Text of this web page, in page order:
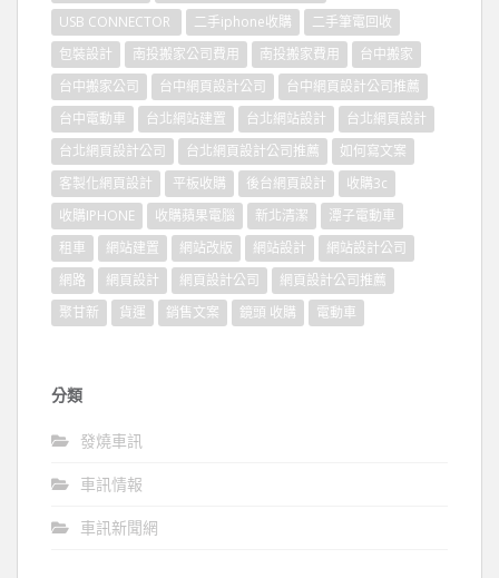
USB CONNECTOR
二手iphone收購
二手筆電回收
包裝設計
南投搬家公司費用 南投搬家費用
台中搬家
台中搬家公司
台中網頁設計公司
台中網頁設計公司推薦
台中電動車
台北網站建置 台北網站設計
台北網頁設計
台北網頁設計公司
台北網頁設計公司推薦
如何寫文案
客製化網頁設計
平板收購 後台網頁設計
收購3c
收購IPHONE
收購蘋果電腦 新北清潔
潭子電動車
租車
網站建置 網站改版 網站設計
網站設計公司
網路
網頁設計 網頁設計公司
網頁設計公司推薦
聚甘新
貨運 銷售文案 鏡頭 收購 電動車
分類
發燒車訊
車訊情報
車訊新聞網